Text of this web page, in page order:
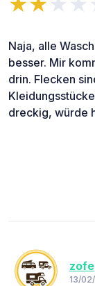
Naja, alle
besser. Mir
drin. Flecken
dreckig, würde
zofe
13/